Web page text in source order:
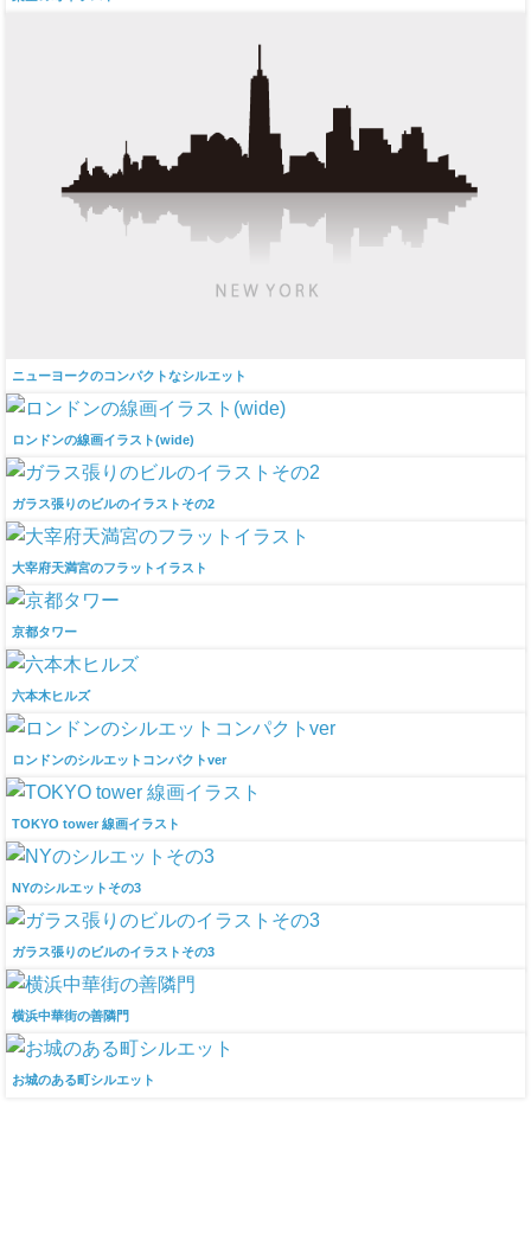
ニューヨークのコンパクトなシルエット
ロンドンの線画イラスト(wide)
ガラス張りのビルのイラストその2
大宰府天満宮のフラットイラスト
京都タワー
六本木ヒルズ
ロンドンのシルエットコンパクトver
TOKYO tower 線画イラスト
NYのシルエットその3
ガラス張りのビルのイラストその3
横浜中華街の善隣門
お城のある町シルエット